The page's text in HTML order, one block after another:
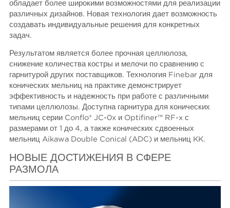
обладает более широкими возможностями для реализации
различных дизайнов. Новая технология дает возможность
создавать индивидуальные решения для конкретных
задач.
Результатом является более прочная целлюлоза,
снижение количества костры и мелочи по сравнению с
гарнитурой других поставщиков. Технология Finebar для
конических мельниц на практике демонстрирует
эффективность и надежность при работе с различными
типами целлюлозы. Доступна гарнитура для конических
мельниц серии Conflo® JC-0x и Optifiner™ RF-x с
размерами от 1 до 4, а также конических сдвоенных
мельниц Aikawa Double Conical (ADC) и мельниц KK.
НОВЫЕ ДОСТИЖЕНИЯ В СФЕРЕ
РАЗМОЛА